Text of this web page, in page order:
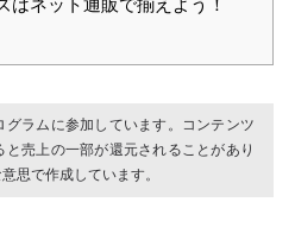
はネット通販で揃えよう！
ラムに参加しています。コンテンツ
売上の一部が還元されることがあり
思で作成しています。